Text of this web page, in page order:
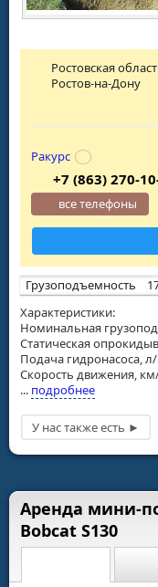
Грузоподъемность
Характеристики:
Номинальная
Статическая
Подача гидронасоса,
Скорость движения,
... подробнее
Ростовская
Ростов-на-Дону
Ракурс
+7 (863) 270-
все телефоны
Аренда мини-
Bobcat S130